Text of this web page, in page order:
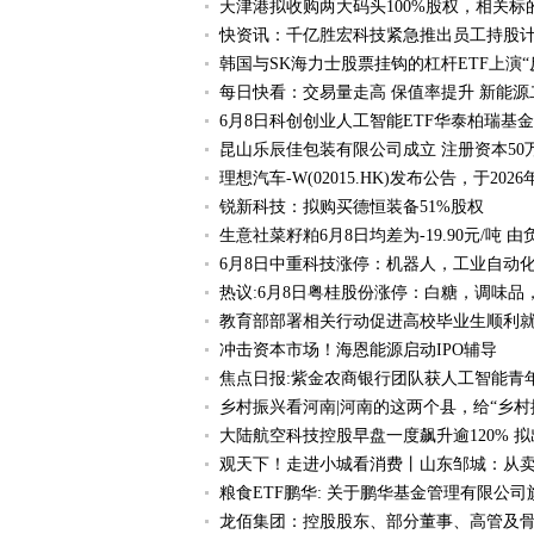
天津港拟收购两大码头100%股权，相关
快资讯：千亿胜宏科技紧急推出员工持股
韩国与SK海力士股票挂钩的杠杆ETF上演
每日快看：交易量走高 保值率提升 新能源
6月8日科创创业人工智能ETF华泰柏瑞基
昆山乐辰佳包装有限公司成立 注册资本50
理想汽车-W(02015.HK)发布公告，于2026
锐新科技：拟购买德恒装备51%股权
生意社菜籽粕6月8日均差为-19.90元/吨 由
6月8日中重科技涨停：机器人，工业自动
热议:6月8日粤桂股份涨停：白糖，调味品
教育部部署相关行动促进高校毕业生顺利
冲击资本市场！海恩能源启动IPO辅导
焦点日报:紫金农商银行团队获人工智能青
乡村振兴看河南|河南的这两个县，给“乡
大陆航空科技控股早盘一度飙升逾120%
观天下！走进小城看消费丨山东邹城：从
粮食ETF鹏华: 关于鹏华基金管理有限公
龙佰集团：控股股东、部分董事、高管及